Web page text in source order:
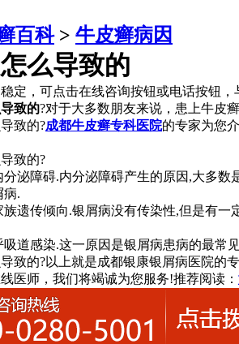
百科> 牛皮癣病因
么导致的
定，可点击在线咨询按钮或电话按钮
致的?对于大多数朋友来说，患上牛皮
致的?成都牛皮癣专科医院的专家为您介
致的?
障碍.内分泌障碍产生的原因,大多数
病.
传倾向.银屑病没有传染性,但是有一
感染.这一原因是银屑病患病的最常见
的?以上就是成都银康银屑病医院的专
医师，我们将竭诚为您服务!推荐阅读：